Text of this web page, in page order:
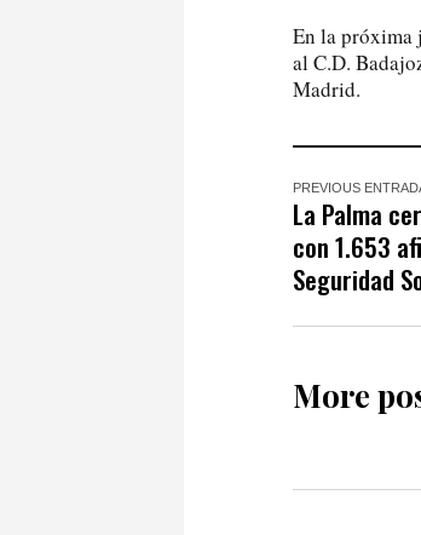
En la próxima
al C.D.
Madrid.
PREVIOUS
La Palma
con 1.653
Seguridad
More